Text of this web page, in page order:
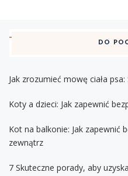
DO
Jak zrozumieć mowę ciała
Koty a dzieci: Jak zapewnić
Kot na balkonie: Jak zapewnić
zewnątrz
7 Skuteczne porady, aby